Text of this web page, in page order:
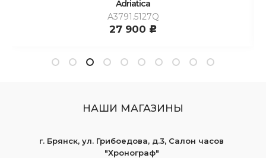
Adriatica
A3791.5127Q
27 900 c
НАШИ МАГАЗИНЫ
г. Брянск, ул. Грибоедова, д.3, Салон часов
"Хронограф"